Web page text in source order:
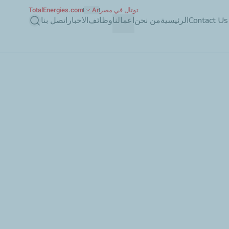
Contact Usالرئيسيةمن نحناعمالناوظائفالاخبار اتصل بنابحث
توتال في مصر Ar
TotalEnergies.com